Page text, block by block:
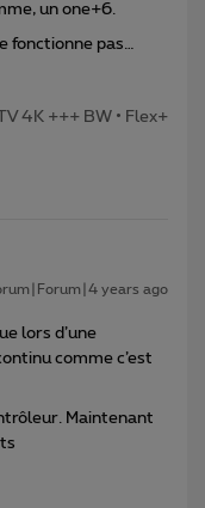
un one+6.
fonctionne pas…
4K +++ BW • Flex+
years ago
lors d’une
comme c’est
Maintenant